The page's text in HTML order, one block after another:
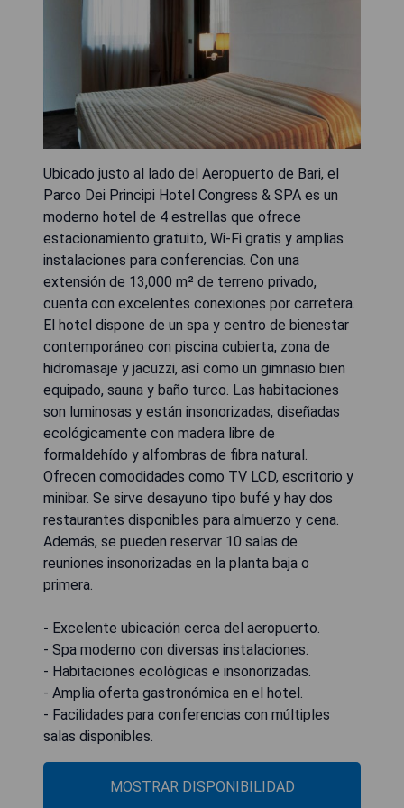
Ubicado justo al lado del Aeropuerto de Bari, el
Parco Dei Principi Hotel Congress & SPA es un
moderno hotel de 4 estrellas que ofrece
estacionamiento gratuito, Wi-Fi gratis y amplias
instalaciones para conferencias. Con una
extensión de 13,000 m² de terreno privado,
cuenta con excelentes conexiones por carretera.
El hotel dispone de un spa y centro de bienestar
contemporáneo con piscina cubierta, zona de
hidromasaje y jacuzzi, así como un gimnasio bien
equipado, sauna y baño turco. Las habitaciones
son luminosas y están insonorizadas, diseñadas
ecológicamente con madera libre de
formaldehído y alfombras de fibra natural.
Ofrecen comodidades como TV LCD, escritorio y
minibar. Se sirve desayuno tipo bufé y hay dos
restaurantes disponibles para almuerzo y cena.
Además, se pueden reservar 10 salas de
reuniones insonorizadas en la planta baja o
primera.
- Excelente ubicación cerca del aeropuerto.
- Spa moderno con diversas instalaciones.
- Habitaciones ecológicas e insonorizadas.
- Amplia oferta gastronómica en el hotel.
- Facilidades para conferencias con múltiples
salas disponibles.
MOSTRAR DISPONIBILIDAD